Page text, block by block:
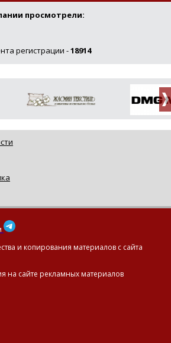
просмотрели:
регистрации -18914
и копирования материалов с сайта
на сайте рекламных материалов